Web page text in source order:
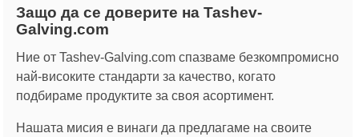
Защо да се доверите на Tashev-
Galving.com
Ние от Tashev-Galving.com спазваме безкомпромисно
най-високите стандарти за качество, когато
подбираме продуктите за своя асортимент.
Нашата мисия е винаги да предлагаме на своите